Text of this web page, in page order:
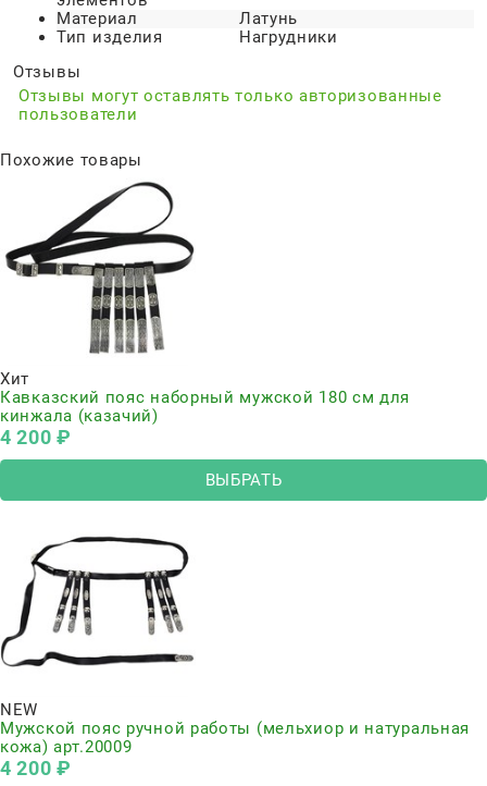
Материал
Латунь
Тип изделия
Нагрудники
Отзывы
Отзывы могут оставлять только авторизованные
пользователи
Похожие товары
Хит
Кавказский пояс наборный мужской 180 см для
кинжала (казачий)
4 200 ₽
ВЫБРАТЬ
NEW
Мужской пояс ручной работы (мельхиор и натуральная
кожа) арт.20009
4 200 ₽